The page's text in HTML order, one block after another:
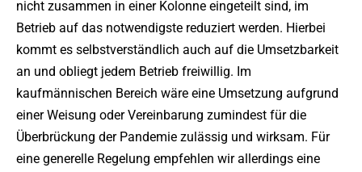
nicht zusammen in einer Kolonne eingeteilt sind, im
Betrieb auf das notwendigste reduziert werden. Hierbei
kommt es selbstverständlich auch auf die Umsetzbarkeit
an und obliegt jedem Betrieb freiwillig. Im
kaufmännischen Bereich wäre eine Umsetzung aufgrund
einer Weisung oder Vereinbarung zumindest für die
Überbrückung der Pandemie zulässig und wirksam. Für
eine generelle Regelung empfehlen wir allerdings eine